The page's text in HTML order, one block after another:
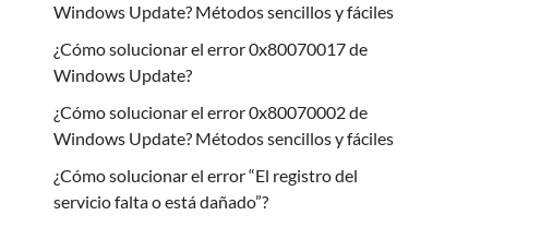
Windows Update? Métodos sencillos y fáciles
¿Cómo solucionar el error 0x80070017 de
Windows Update?
¿Cómo solucionar el error 0x80070002 de
Windows Update? Métodos sencillos y fáciles
¿Cómo solucionar el error “El registro del
servicio falta o está dañado”?